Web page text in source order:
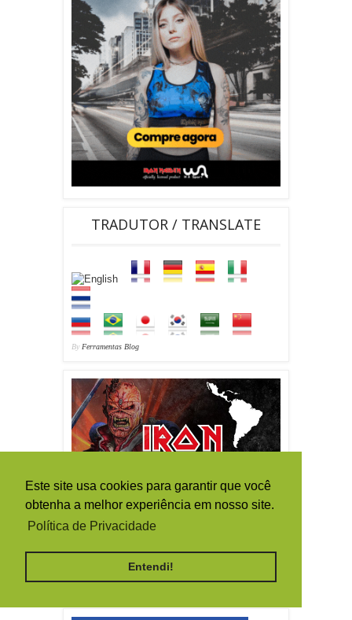
Este site usa cookies para garantir que você
obtenha a melhor experiência em nosso site.
Política de Privacidade
Entendi!
TRADUTOR / TRANSLATE
By Ferramentas Blog